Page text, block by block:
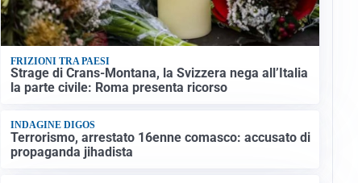
FRIZIONI TRA PAESI
Strage di Crans-Montana, la Svizzera nega all’Italia
la parte civile: Roma presenta ricorso
INDAGINE DIGOS
Terrorismo, arrestato 16enne comasco: accusato di
propaganda jihadista